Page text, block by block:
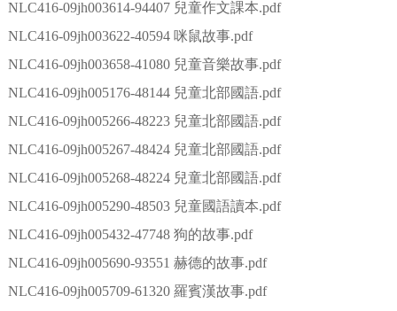
NLC416-09jh003614-94407 兒童作文課本.pdf
NLC416-09jh003622-40594 咪鼠故事.pdf
NLC416-09jh003658-41080 兒童音樂故事.pdf
NLC416-09jh005176-48144 兒童北部國語.pdf
NLC416-09jh005266-48223 兒童北部國語.pdf
NLC416-09jh005267-48424 兒童北部國語.pdf
NLC416-09jh005268-48224 兒童北部國語.pdf
NLC416-09jh005290-48503 兒童國語讀本.pdf
NLC416-09jh005432-47748 狗的故事.pdf
NLC416-09jh005690-93551 赫德的故事.pdf
NLC416-09jh005709-61320 羅賓漢故事.pdf